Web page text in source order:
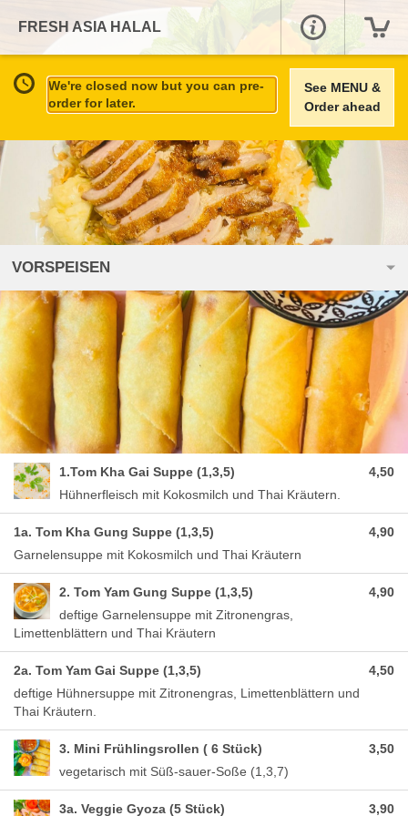
FRESH ASIA HALAL
We're closed now but you can pre-
order for later.
See MENU &
Order ahead
VORSPEISEN
1.Tom Kha Gai Suppe (1,3,5)
Hühnerfleisch mit Kokosmilch und Thai Kräutern.
4,50
1a. Tom Kha Gung Suppe (1,3,5)
Garnelensuppe mit Kokosmilch und Thai Kräutern
4,90
2. Tom Yam Gung Suppe (1,3,5)
deftige Garnelensuppe mit Zitronengras,
Limettenblättern und Thai Kräutern
4,90
2a. Tom Yam Gai Suppe (1,3,5)
deftige Hühnersuppe mit Zitronengras, Limettenblättern und
Thai Kräutern.
4,50
3. Mini Frühlingsrollen ( 6 Stück)
vegetarisch mit Süß-sauer-Soße (1,3,7)
3,50
3a. Veggie Gyoza (5 Stück) 3,90